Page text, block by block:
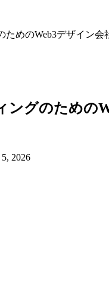
ためのWeb3デザイン会
ングのための
2026